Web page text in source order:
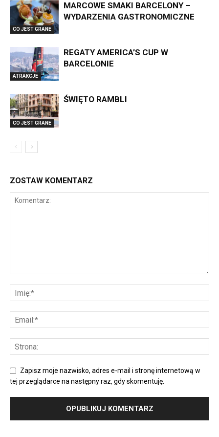
CO JEST GRANE
MARCOWE SMAKI BARCELONY –
WYDARZENIA GASTRONOMICZNE
ATRAKCJE
REGATY AMERICA’S CUP W
BARCELONIE
CO JEST GRANE
ŚWIĘTO RAMBLI
ZOSTAW KOMENTARZ
Zapisz moje nazwisko, adres e-mail i stronę internetową w
tej przeglądarce na następny raz, gdy skomentuję.